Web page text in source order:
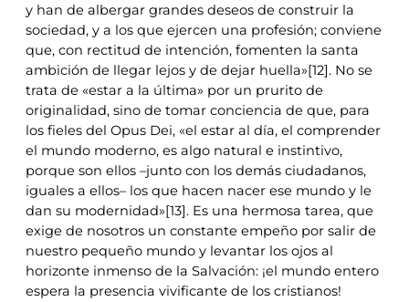
y han de albergar grandes deseos de construir la
sociedad, y a los que ejercen una profesión; conviene
que, con rectitud de intención, fomenten la santa
ambición de llegar lejos y de dejar huella»[12]. No se
trata de «estar a la última» por un prurito de
originalidad, sino de tomar conciencia de que, para
los fieles del Opus Dei, «el estar al día, el comprender
el mundo moderno, es algo natural e instintivo,
porque son ellos –junto con los demás ciudadanos,
iguales a ellos– los que hacen nacer ese mundo y le
dan su modernidad»[13]. Es una hermosa tarea, que
exige de nosotros un constante empeño por salir de
nuestro pequeño mundo y levantar los ojos al
horizonte inmenso de la Salvación: ¡el mundo entero
espera la presencia vivificante de los cristianos!